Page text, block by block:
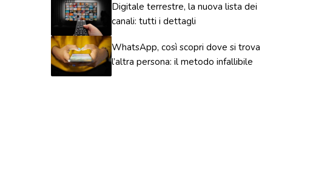
Digitale terrestre, la nuova lista dei
canali: tutti i dettagli
WhatsApp, così scopri dove si trova
l’altra persona: il metodo infallibile